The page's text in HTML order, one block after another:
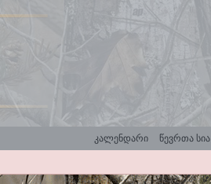
წევრთა სია
კალენდარი